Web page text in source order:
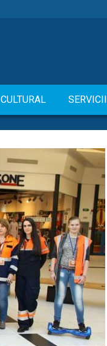
CULTURAL SERVICII